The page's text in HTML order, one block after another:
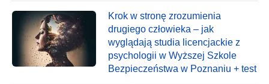
Krok w stronę zrozumienia
drugiego człowieka – jak
wyglądają studia licencjackie z
psychologii w Wyższej Szkole
Bezpieczeństwa w Poznaniu + test